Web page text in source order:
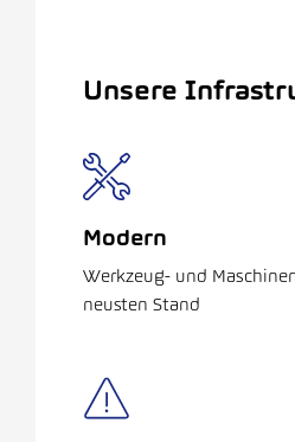
Unsere
Modern
Werkzeug- und
neusten Stand